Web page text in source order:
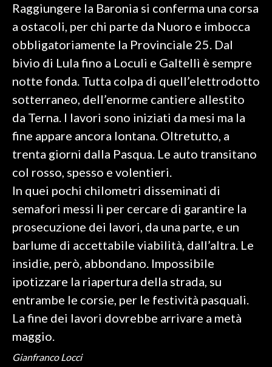
CULTURA
SPETTACOLI
SALUTE
SARDEGNA TURISMO
SARDI NEL MONDO
EVENTI
#CARAUNIONE
3 MINUTI CON
INSULARITÀ
INFO AZIENDE
ABBONATI
ANNUNCI
Raggiungere la Baronia si conferma una corsa
a ostacoli, per chi parte da Nuoro e imbocca
obbligatoriamente la Provinciale 25. Dal
bivio di Lula fino a Loculi e Galtellì è sempre
notte fonda. Tutta colpa di quell’elettrodotto
sotterraneo, dell’enorme cantiere allestito
da Terna. I lavori sono iniziati da mesi ma la
fine appare ancora lontana. Oltretutto, a
trenta giorni dalla Pasqua. Le auto transitano
col rosso, spesso e volentieri.
In quei pochi chilometri disseminati di
semafori messi lì per cercare di garantire la
prosecuzione dei lavori, da una parte, e un
barlume di accettabile viabilità, dall’altra. Le
insidie, però, abbondano. Impossibile
ipotizzare la riapertura della strada, su
entrambe le corsie, per le festività pasquali.
La fine dei lavori dovrebbe arrivare a metà
maggio.
Gianfranco Locci